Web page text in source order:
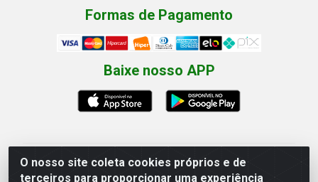
O nosso site coleta cookies próprios e de
terceiros para proporcionar uma experiência
Formas de Pagamento
Baixe nosso APP
Eletrofarias Materiais Eletricos - Av. Jorn. Assis